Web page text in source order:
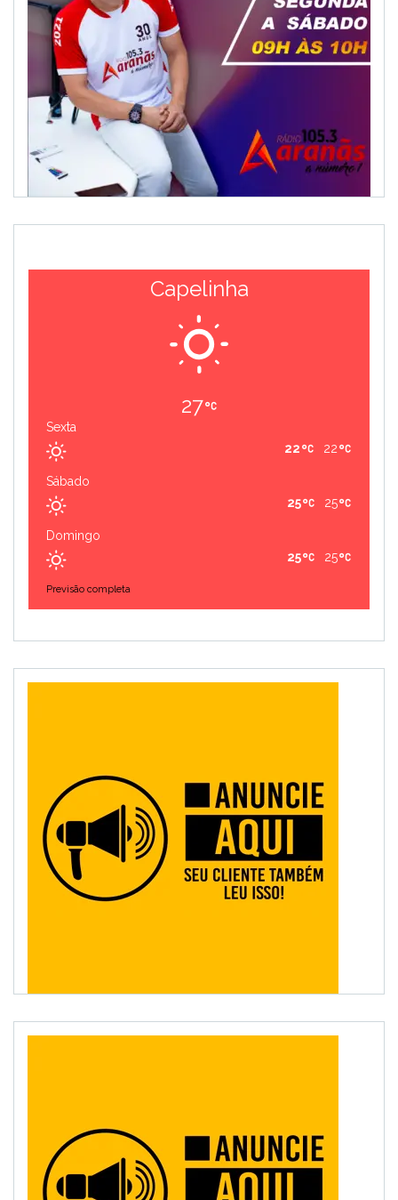
Capelinha
27
Sexta
22
22
Sábado
25
25
Domingo
25
25
Previsão completa